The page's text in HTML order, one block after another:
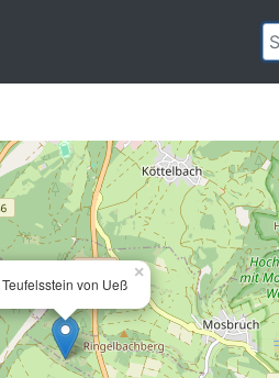
Teufelsstein von Ueß
×